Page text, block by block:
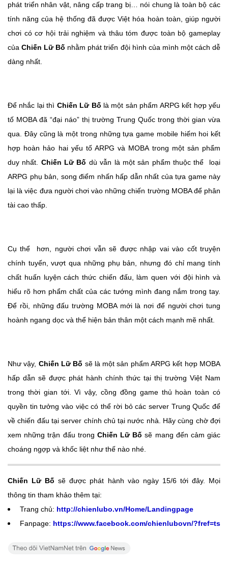
phát triển nhân vật, nâng cấp trang bị… nói chung là toàn bộ các
tính năng của hệ thống đã được Việt hóa hoàn toàn, giúp người
chơi có cơ hội trải nghiệm và thâu tóm được toàn bộ gameplay
củaChiến Lữ Bố nhằm phát triển đội hình của mình một cách dễ
dàng nhất.
Để nhắc lại thì Chiến Lữ Bố là một sản phẩm ARPG kết hợp yếu
tố MOBA đã “đại náo” thị trường Trung Quốc trong thời gian vừa
qua. Đây cũng là một trong những tựa game mobile hiếm hoi kết
hợp hoàn hảo hai yếu tố ARPG và MOBA trong một sản phẩm
duy nhất. Chiến Lữ Bố dù vẫn là một sản phẩm thuộc thể loại
ARPG phụ bản, song điểm nhấn hấp dẫn nhất của tựa game này
lại là việc đưa người chơi vào những chiến trường MOBA để phân
tài cao thấp.
Cụ thể hơn, người chơi vẫn sẽ được nhập vai vào cốt truyện
chính tuyến, vượt qua những phụ bản, nhưng đó chỉ mang tính
chất huấn luyện cách thức chiến đấu, làm quen với đội hình và
hiểu rõ hơn phẩm chất của các tướng mình đang nắm trong tay.
Để rồi, những đấu trường MOBA mới là nơi để người chơi tung
hoành ngang dọc và thể hiện bản thân một cách mạnh mẽ nhất.
Như vậy, Chiến Lữ Bố sẽ là một sản phẩm ARPG kết hợp MOBA
hấp dẫn sẽ được phát hành chính thức tại thị trường Việt Nam
trong thời gian tới. Vì vậy, cồng đồng game thủ hoàn toàn có
quyền tin tưởng vào việc có thể rời bỏ các server Trung Quốc để
về chiến đấu tại server chính chủ tại nước nhà. Hãy cùng chờ đợi
xem những trận đấu trong Chiến Lữ Bốsẽ mang đến cảm giác
choáng ngợp và khốc liệt như thế nào nhé.
Chiến Lữ Bố sẽ được phát hành vào ngày 15/6 tới đây. Mọi
thông tin tham khảo thêm tại:
Trang chủ: http://chienlubo.vn/Home/Landingpage
Fanpage: https://www.facebook.com/chienlubovn/?fref=ts